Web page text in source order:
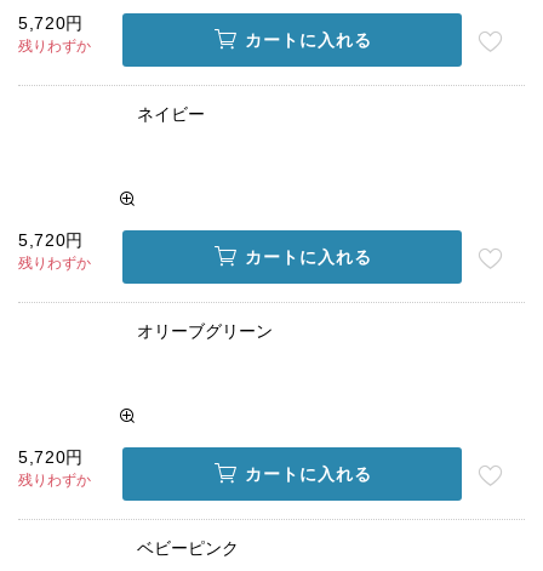
5,720円
残りわずか カートに入れる
ネイビー
5,720円
残りわずか カートに入れる
オリーブグリーン
5,720円
残りわずか カートに入れる
ベビーピンク